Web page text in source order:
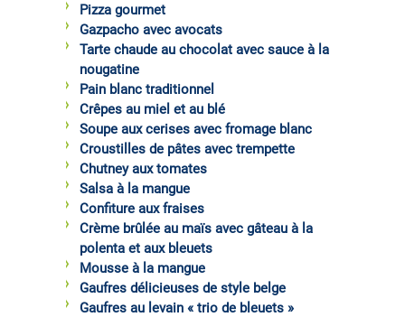
Pizza gourmet
Gazpacho avec avocats
Tarte chaude au chocolat avec sauce à la
nougatine
Pain blanc traditionnel
Crêpes au miel et au blé
Soupe aux cerises avec fromage blanc
Croustilles de pâtes avec trempette
Chutney aux tomates
Salsa à la mangue
Confiture aux fraises
Crème brûlée au maïs avec gâteau à la
polenta et aux bleuets
Mousse à la mangue
Gaufres délicieuses de style belge
Gaufres au levain « trio de bleuets »